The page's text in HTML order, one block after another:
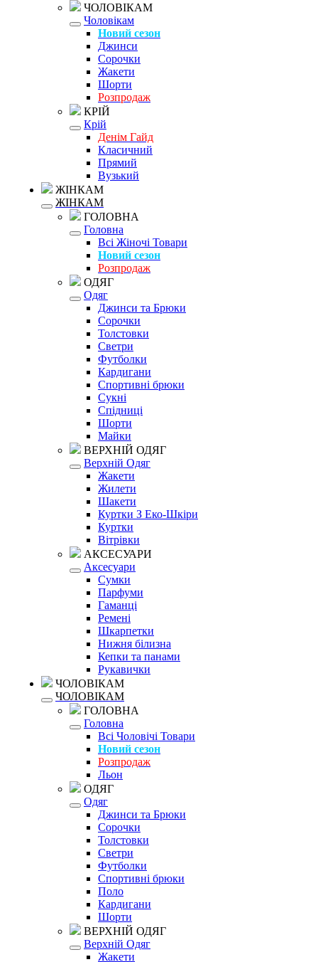
ЧОЛОВІКАМ
Чоловікам
Новий сезон
Джинси
Сорочки
Жакети
Шорти
Розпродаж
КРІЙ
Крій
Денім Гайд
Класичний
Прямий
Вузький
ЖІНКАМ
ЖІНКАМ
ГОЛОВНА
Головна
Всі Жіночі Товари
Новий сезон
Розпродаж
ОДЯГ
Одяг
Джинси та Брюки
Сорочки
Толстовки
Светри
Футболки
Кардигани
Спортивні брюки
Сукні
Спідниці
Шорти
Майки
ВЕРХНІЙ ОДЯГ
Верхній Одяг
Жакети
Жилети
Шакети
Куртки З Еко-Шкіри
Куртки
Вітрівки
АКСЕСУАРИ
Аксесуари
Сумки
Парфуми
Гаманці
Ремені
Шкарпетки
Нижня білизна
Кепки та панами
Рукавички
ЧОЛОВІКАМ
ЧОЛОВІКАМ
ГОЛОВНА
Головна
Всі Чоловічі Товари
Новий сезон
Розпродаж
Льон
ОДЯГ
Одяг
Джинси та Брюки
Сорочки
Толстовки
Светри
Футболки
Спортивні брюки
Поло
Кардигани
Шорти
ВЕРХНІЙ ОДЯГ
Верхній Одяг
Жакети